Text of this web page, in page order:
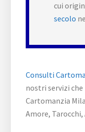
cui
secolo
Consulti
nostri servizi
Cartomanzia
Amore,